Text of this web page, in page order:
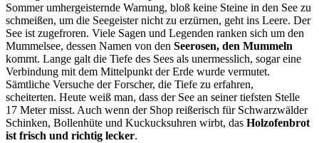
Sommer umhergeisternde Warnung, bloß keine Steine in den See zu
schmeißen, um die Seegeister nicht zu erzürnen, geht ins Leere. Der
See ist zugefroren. Viele Sagen und Legenden ranken sich um den
Mummelsee, dessen Namen von den Seerosen, den Mummeln
kommt. Lange galt die Tiefe des Sees als unermesslich, sogar eine
Verbindung mit dem Mittelpunkt der Erde wurde vermutet.
Sämtliche Versuche der Forscher, die Tiefe zu erfahren,
scheiterten. Heute weiß man, dass der See an seiner tiefsten Stelle
17 Meter misst. Auch wenn der Shop reißerisch für Schwarzwälder
Schinken, Bollenhüte und Kuckucksuhren wirbt, das Holzofenbrot
ist frisch und richtig lecker.